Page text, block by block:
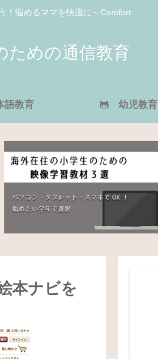
！悩めるママを快適に～Comfort
ための通信教育
語教育 幼児教育
本ナビを